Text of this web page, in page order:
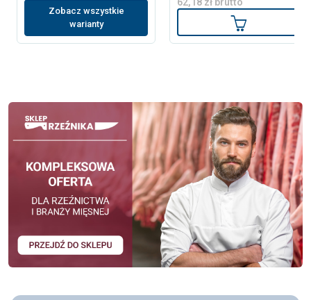
Zobacz wszystkie
warianty
Dodaj do